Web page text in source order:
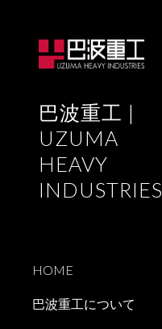
巴波重工 |
UZUMA
HEAVY
INDUSTRIES
HOME
巴波重工について